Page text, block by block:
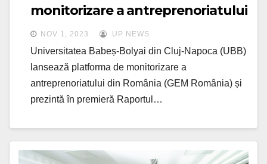
monitorizare a antreprenoriatului
din România: GEM România,
lansată la UBB
NOV 1, 2023 UP NEWS
Universitatea Babeș-Bolyai din Cluj-Napoca (UBB)
lansează platforma de monitorizare a
antreprenoriatului din România (GEM România) și
prezintă în premieră Raportul…